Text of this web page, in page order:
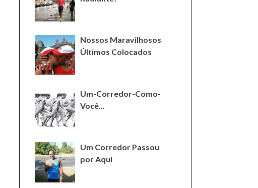
Nossos Maravilhosos
Últimos Colocados
Um-Corredor-Como-
Você...
Um Corredor Passou
por Aqui